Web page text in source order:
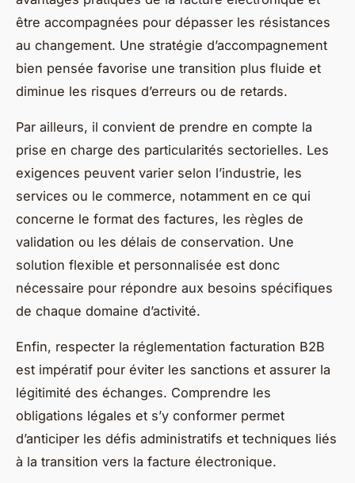
être accompagnées pour dépasser les résistances
au changement. Une stratégie d’accompagnement
bien pensée favorise une transition plus fluide et
diminue les risques d’erreurs ou de retards.
Par ailleurs, il convient de prendre en compte la
prise en charge des particularités sectorielles. Les
exigences peuvent varier selon l’industrie, les
services ou le commerce, notamment en ce qui
concerne le format des factures, les règles de
validation ou les délais de conservation. Une
solution flexible et personnalisée est donc
nécessaire pour répondre aux besoins spécifiques
de chaque domaine d’activité.
Enfin, respecter la réglementation facturation B2B
est impératif pour éviter les sanctions et assurer la
légitimité des échanges. Comprendre les
obligations légales et s’y conformer permet
d’anticiper les défis administratifs et techniques liés
à la transition vers la facture électronique.